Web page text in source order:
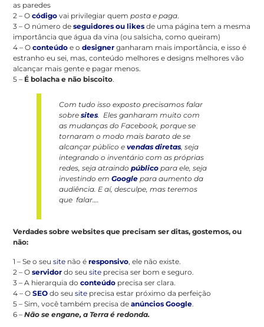
as paredes
2 – Ocódigo vai privilegiar quemposta e paga.
3 – O número deseguidores ou likes de uma página tem a mesma
importância que água da vina (ou salsicha, como queiram)
4 – Oconteúdo e odesigner ganharam mais importância, e isso é
estranho eu sei, mas, conteúdo melhores e designs melhores vão
alcançar mais gente e pagar menos.
5 – É bolacha e não biscoito.
Com tudo isso exposto precisamos falar
sobresites. Eles ganharam muito com
as mudanças do Facebook, porque se
tornaram o modo mais barato de se
alcançar público evendas diretas, seja
integrando o inventário com as próprias
redes, seja atraindopúblico para ele, seja
investindo emGoogle para aumento da
audiência. E aí, desculpe, mas teremos
que falar….
Verdades sobre websites que precisam ser ditas, gostemos, ou
não:
1 – Se o seusite não éresponsivo, ele não existe.
2 – Oservidor do seusite precisa ser bom e seguro.
3 – A hierarquia doconteúdo precisa ser clara.
4 – OSEO do seusite precisa estar próximo da perfeição
5 – Sim, você também precisa deanúncios Google.
6 –Não se engane, a Terra é redonda.